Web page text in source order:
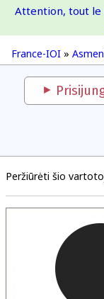
France-IOI »
Attention, tout le
Peržiūrėti šio